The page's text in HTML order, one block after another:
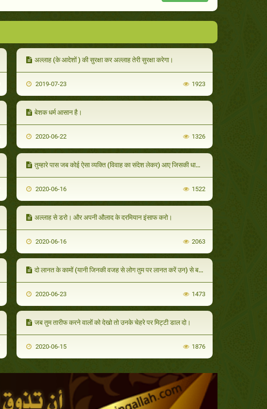
अल्लाह (के आदेशों ) की सुरक्षा कर अल्लाह तेरी सुरक्षा करेगा।
2019-07-23 1923
बेशक धर्म आसान है।
2020-06-22 1326
तुम्हारे पास जब कोई ऐसा व्यक्ति (विवाह का संदेश लेकर) आए जिसकी धार्मिकता और अखलाक से तुम संतुष्ट हो तो उससे विवाह कर दो।
2020-06-16 1522
अल्लाह से डरो। और अपनी औलाद के दरमियान इंसाफ करो।
2020-06-16 2063
दो लानत के कामों (यानी जिनकी वजह से लोग तुम पर लानत करें उन) से बचें।
2020-06-23 1473
जब तुम तारीफ करने वालों को देखो तो उनके चेहरे पर मिट्टी डाल दो।
2020-06-15 1876